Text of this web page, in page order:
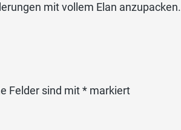
mit vollem Elan anzupacken.
Felder sind mit* markiert